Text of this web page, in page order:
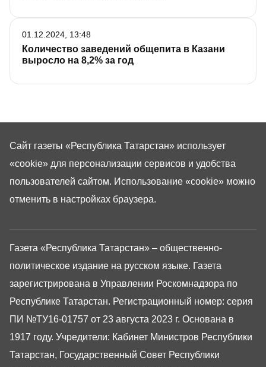
Количество заведений общепита в Казани
выросло на 8,2% за год
01.12.2024, 13:48
Газета «Республика Татарстан» – общественно-
политическое издание на русском языке. Газета
зарегистрирована в Управлении Роскомнадзора по
Республике Татарстан. Регистрационный номер: серия
ПИ №ТУ16-01757 от 23 августа 2023 г. Основана в
1917 году. Учредители: Кабинет Министров Республики
Татарстан, Государственный Совет Республики
Сайт газеты «Республика Татарстан» использует
«cookie» для персонализации сервисов и удобства
пользователей сайтом. Использование «cookie» можно
отменить в настройках браузера.